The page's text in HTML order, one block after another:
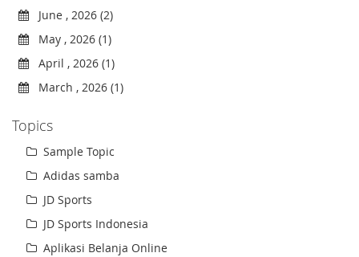
June , 2026 (2)
May , 2026 (1)
April , 2026 (1)
March , 2026 (1)
Topics
Sample Topic
Adidas samba
JD Sports
JD Sports Indonesia
Aplikasi Belanja Online